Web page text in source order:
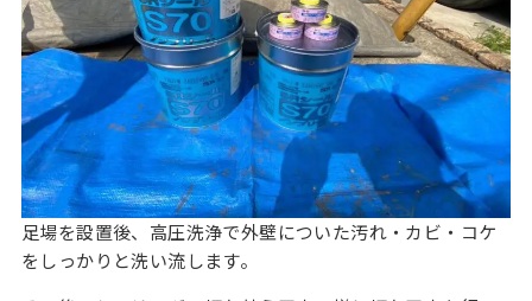
足場を設置後、高圧洗浄で外壁についた汚れ・カビ・コケ
をしっかりと洗い流します。